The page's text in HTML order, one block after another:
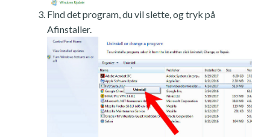
Find det program, du vil slette, og tryk på
Afinstaller.